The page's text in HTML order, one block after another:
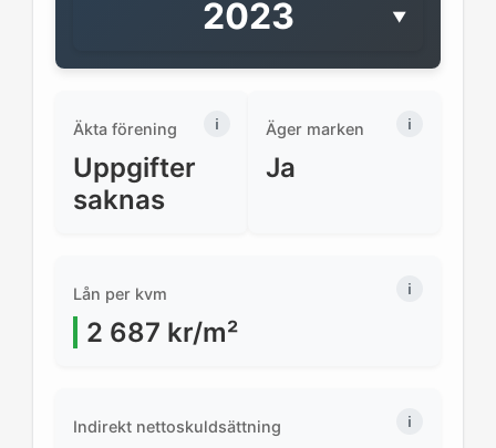
2023 ▼
Äkta förening
Uppgifter
saknas
Äger marken
Ja
Lån per kvm
2 687 kr/m²
Indirekt nettoskuldsättning